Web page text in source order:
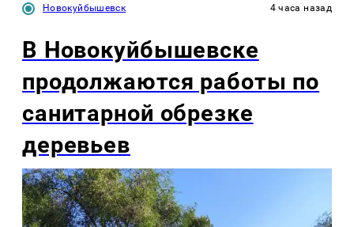
Новокуйбышевск 4 часа назад
В Новокуйбышевске
продолжаются работы по
санитарной обрезке
деревьев